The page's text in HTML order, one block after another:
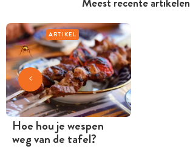
ARTIKEL
Hoe hou je wespen
weg van de tafel?